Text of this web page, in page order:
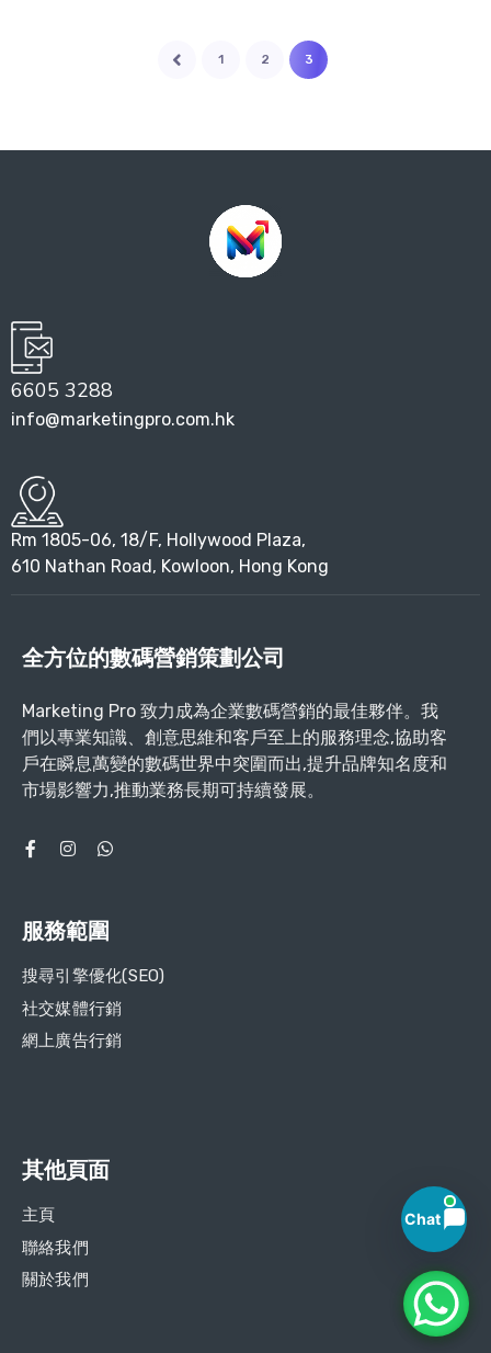
1 2 3
6605 3288
info@marketingpro.com.hk
Rm 1805-06, 18/F, Hollywood Plaza,
610 Nathan Road, Kowloon, Hong Kong
全方位的數碼營銷策劃公司
Marketing Pro 致力成為企業數碼營銷的最佳夥伴。我
們以專業知識、創意思維和客戶至上的服務理念,協助客
戶在瞬息萬變的數碼世界中突圍而出,提升品牌知名度和
市場影響力,推動業務長期可持續發展。
服務範圍
搜尋引擎優化(SEO)
社交媒體行銷
網上廣告行銷​
其他頁面
主頁
聯絡我們
關於我們
Chat